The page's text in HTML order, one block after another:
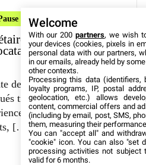
café
aux données
via objets
des appareils connectés
transforme
domestique.
Welcome
With our 200partners, we wish
your devices (cookies, pixels in
personal data with our partners,
in our emails, already held by
other contexts.
Processing this data (identifiers,
loyalty programs, IP, postal
geolocation, etc.) allows
content, commercial offers and
(including by email, post, SMS,
them, measuring their
You can "accept all" and
"cookie" icon. You can also "set
processing activities not subject
valid for 6 months.